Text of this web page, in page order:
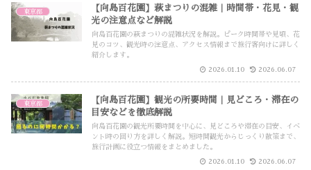
東京都
【向島百花園】萩まつりの混雑｜時間帯・花見・観
光の注意点など解説
向島百花園の萩まつりの混雑状況を解説。ピーク時間帯や見頃、花
見のコツ、観光時の注意点、アクセス情報まで旅行客向けに詳しく
紹介します。
2026.01.10 2026.06.07
東京都
【向島百花園】観光の所要時間｜見どころ・滞在の
目安などを徹底解説
向島百花園の観光所要時間を中心に、見どころや滞在の目安、イベ
ント時の回り方を詳しく解説。短時間観光からじっくり散策まで、
旅行計画に役立つ情報をまとめました。
2026.01.10 2026.06.07